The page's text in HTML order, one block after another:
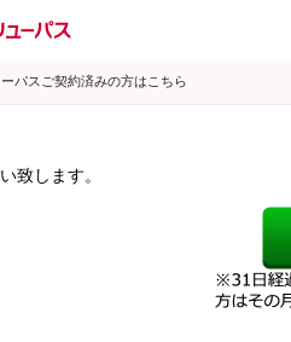
パスご契約済みの方はこちら
致します。